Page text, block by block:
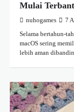
Mulai
nuhogames 7
Selama bertahun-
macOS sering
lebih aman